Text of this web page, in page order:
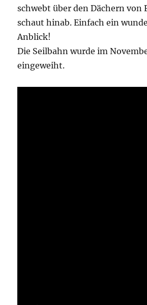
schwebt über den Dächern von
schaut hinab. Einfach ein
Anblick!
Die Seilbahn wurde im
eingeweiht.